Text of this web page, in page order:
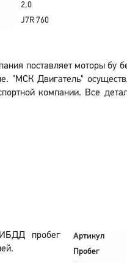
2,0
J7R 760
поставляет моторы бу
"МСК Двигатель"
компании. Все
пробег
Артикул
Пробег